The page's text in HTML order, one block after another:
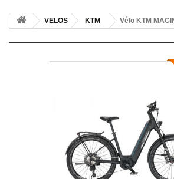
VELOS KTM Vélo KTM